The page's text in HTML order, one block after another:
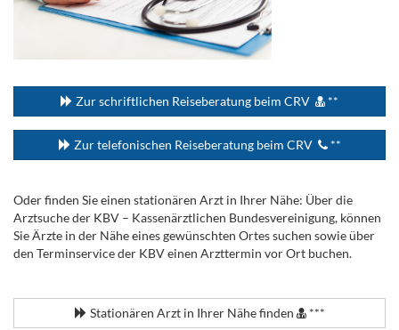
Zur schriftlichen Reiseberatung beim CRV **
Zur telefonischen Reiseberatung beim CRV **
Oder finden Sie einen stationären Arzt in Ihrer Nähe: Über die
Arztsuche der KBV – Kassenärztlichen Bundesvereinigung, können
Sie Ärzte in der Nähe eines gewünschten Ortes suchen sowie über
den Terminservice der KBV einen Arzttermin vor Ort buchen.
Stationären Arzt in Ihrer Nähe finden ***